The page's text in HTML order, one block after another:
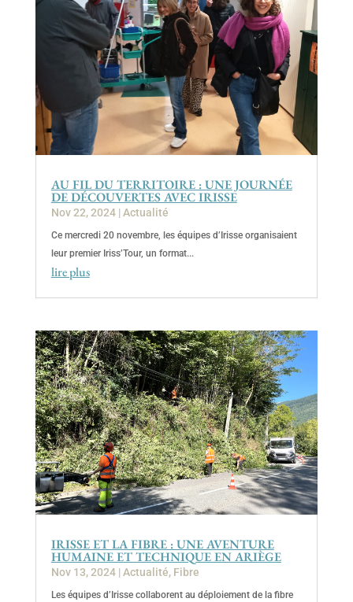
AU FIL DU TERRITOIRE : UNE JOURNÉE
DE DÉCOUVERTES AVEC IRISSE
Nov 22, 2024|Actualité
Ce mercredi 20 novembre, les équipes d’Irisse organisaient
leur premier Iriss’Tour, un format...
lire plus
IRISSE ET LA FIBRE : UNE AVENTURE
HUMAINE ET TECHNIQUE EN ARIÈGE
Nov 13, 2024|Actualité, Fibre
Les équipes d’Irisse collaborent au déploiement de la fibre